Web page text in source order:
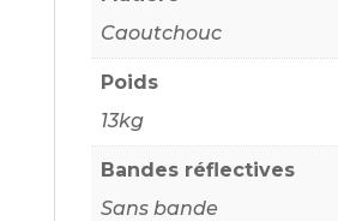
Caoutchouc
Poids
13kg
Bandes réflectives
Sans bande